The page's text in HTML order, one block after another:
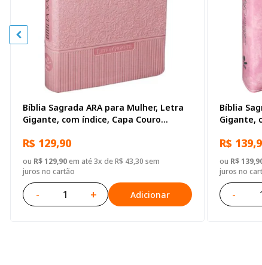
Bíblia Sagrada ARA para Mulher, Letra
Gigante, com índice, Capa Couro
R$ 129,90
ou R$ 129,90em até 3x de R$ 43,30 sem
juros no cartão
- + Adicionar
Bíblia
Gigante,
R$
ou R$
juros no
-